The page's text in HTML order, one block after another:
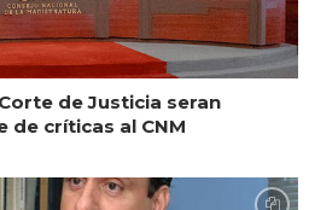
de Justicia seran
de críticas al CNM